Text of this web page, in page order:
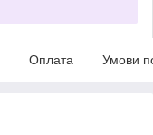
Оплата Умови